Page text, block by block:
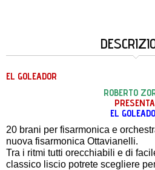
EL GOLEADOR
ROBERTO
EL
20 brani per fisarmonica e
nuova fisarmonica Ottavianelli.
Tra i ritmi tutti orecchiabili e di
classico liscio potrete scegliere